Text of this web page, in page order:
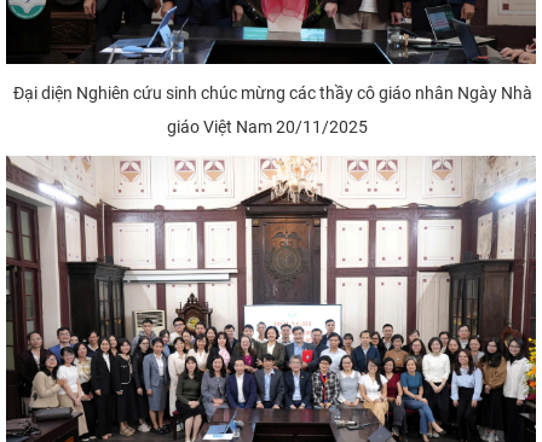
Đại diện Nghiên cứu sinh chúc mừng các thầy cô giáo nhân Ngày Nhà
giáo Việt Nam 20/11/2025